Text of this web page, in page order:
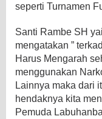
seperti Turnamen
Santi Rambe SH
mengatakan ”
Harus Mengarah
menggunakan
Lainnya maka dari
hendaknya kita
Pemuda